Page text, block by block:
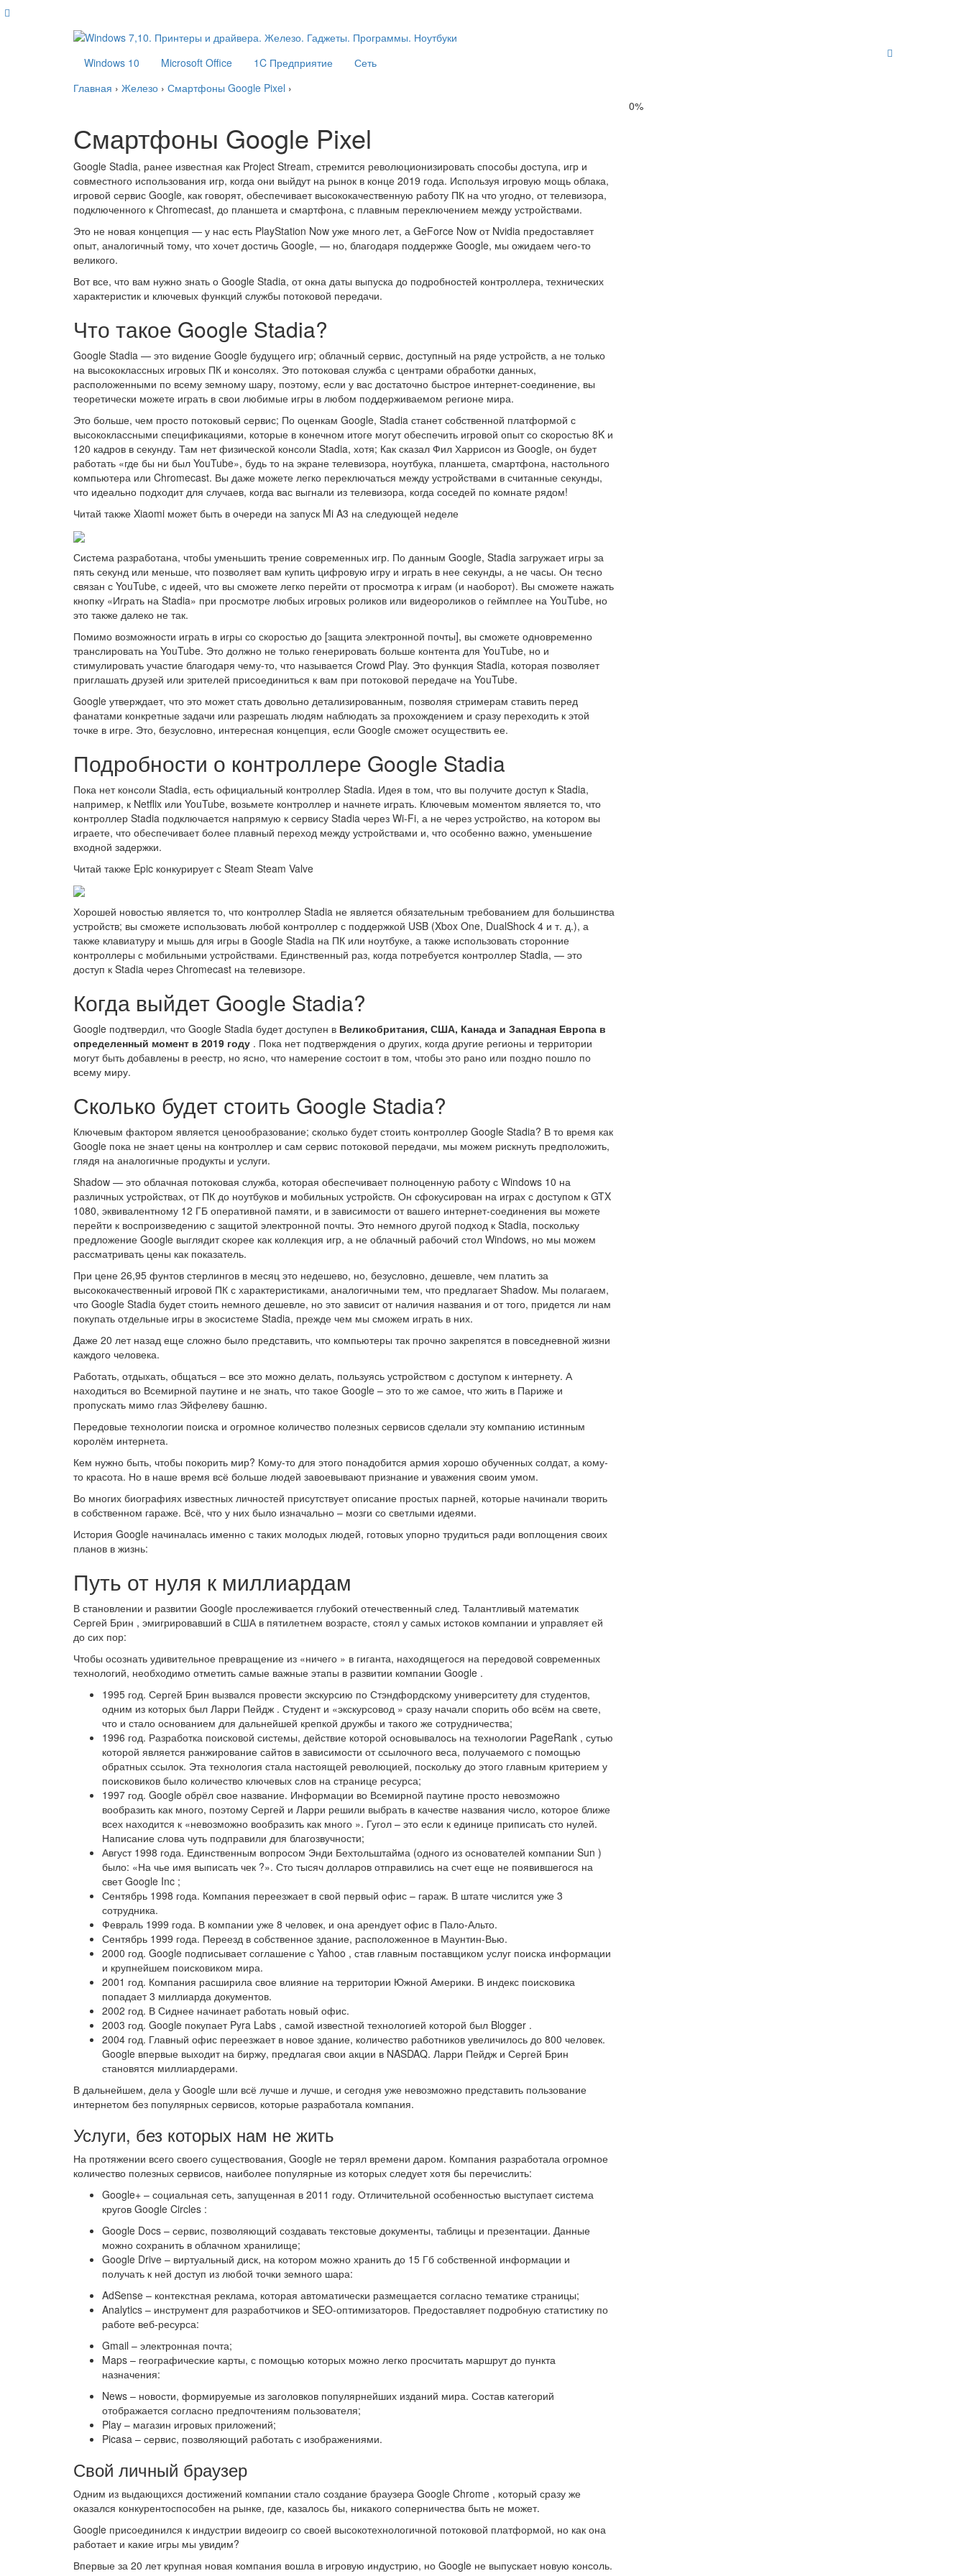
Windows 10 Microsoft Office 1C Предприятие
Сеть
Главная › Железо › Смартфоны Google Pixel ›
Смартфоны Google Pixel
Google Stadia, ранее известная как Project Stream, стремится революционизировать способы доступа, игр и
совместного использования игр, когда они выйдут на рынок в конце 2019 года. Используя игровую мощь облака,
игровой сервис Google, как говорят, обеспечивает высококачественную работу ПК на что угодно, от телевизора,
подключенного к Chromecast, до планшета и смартфона, с плавным переключением между устройствами.
Это не новая концепция — у нас есть PlayStation Now уже много лет, а GeForce Now от Nvidia предоставляет
опыт, аналогичный тому, что хочет достичь Google, — но, благодаря поддержке Google, мы ожидаем чего-то
великого.
Вот все, что вам нужно знать о Google Stadia, от окна даты выпуска до подробностей контроллера, технических
характеристик и ключевых функций службы потоковой передачи.
Что такое Google Stadia?
Google Stadia — это видение Google будущего игр; облачный сервис, доступный на ряде устройств, а не только
на высококлассных игровых ПК и консолях. Это потоковая служба с центрами обработки данных,
расположенными по всему земному шару, поэтому, если у вас достаточно быстрое интернет-соединение, вы
теоретически можете играть в свои любимые игры в любом поддерживаемом регионе мира.
Это больше, чем просто потоковый сервис; По оценкам Google, Stadia станет собственной платформой с
высококлассными спецификациями, которые в конечном итоге могут обеспечить игровой опыт со скоростью 8K и
120 кадров в секунду. Там нет физической консоли Stadia, хотя; Как сказал Фил Харрисон из Google, он будет
работать «где бы ни был YouTube», будь то на экране телевизора, ноутбука, планшета, смартфона, настольного
компьютера или Chromecast. Вы даже можете легко переключаться между устройствами в считанные секунды,
что идеально подходит для случаев, когда вас выгнали из телевизора, когда соседей по комнате рядом!
Читай также Xiaomi может быть в очереди на запуск Mi A3 на следующей неделе
Система разработана, чтобы уменьшить трение современных игр. По данным Google, Stadia загружает игры за
пять секунд или меньше, что позволяет вам купить цифровую игру и играть в нее секунды, а не часы. Он тесно
связан с YouTube, с идеей, что вы сможете легко перейти от просмотра к играм (и наоборот). Вы сможете нажать
кнопку «Играть на Stadia» при просмотре любых игровых роликов или видеороликов о геймплее на YouTube, но
это также далеко не так.
Помимо возможности играть в игры со скоростью до [защита электронной почты], вы сможете одновременно
транслировать на YouTube. Это должно не только генерировать больше контента для YouTube, но и
стимулировать участие благодаря чему-то, что называется Crowd Play. Это функция Stadia, которая позволяет
приглашать друзей или зрителей присоединиться к вам при потоковой передаче на YouTube.
Google утверждает, что это может стать довольно детализированным, позволяя стримерам ставить перед
фанатами конкретные задачи или разрешать людям наблюдать за прохождением и сразу переходить к этой
точке в игре. Это, безусловно, интересная концепция, если Google сможет осуществить ее.
Подробности о контроллере Google Stadia
Пока нет консоли Stadia, есть официальный контроллер Stadia. Идея в том, что вы получите доступ к Stadia,
например, к Netflix или YouTube, возьмете контроллер и начнете играть. Ключевым моментом является то, что
контроллер Stadia подключается напрямую к сервису Stadia через Wi-Fi, а не через устройство, на котором вы
играете, что обеспечивает более плавный переход между устройствами и, что особенно важно, уменьшение
входной задержки.
Читай также Epic конкурирует с Steam Steam Valve
Хорошей новостью является то, что контроллер Stadia не является обязательным требованием для большинства
устройств; вы сможете использовать любой контроллер с поддержкой USB (Xbox One, DualShock 4 и т. д.), а
также клавиатуру и мышь для игры в Google Stadia на ПК или ноутбуке, а также использовать сторонние
контроллеры с мобильными устройствами. Единственный раз, когда потребуется контроллер Stadia, — это
доступ к Stadia через Chromecast на телевизоре.
Когда выйдет Google Stadia?
Google подтвердил, что Google Stadia будет доступен в Великобритания, США, Канада и Западная Европа в
определенный момент в 2019 году . Пока нет подтверждения о других, когда другие регионы и территории
могут быть добавлены в реестр, но ясно, что намерение состоит в том, чтобы это рано или поздно пошло по
всему миру.
Сколько будет стоить Google Stadia?
Ключевым фактором является ценообразование; сколько будет стоить контроллер Google Stadia? В то время как
Google пока не знает цены на контроллер и сам сервис потоковой передачи, мы можем рискнуть предположить,
глядя на аналогичные продукты и услуги.
Shadow — это облачная потоковая служба, которая обеспечивает полноценную работу с Windows 10 на
различных устройствах, от ПК до ноутбуков и мобильных устройств. Он сфокусирован на играх с доступом к GTX
1080, эквивалентному 12 ГБ оперативной памяти, и в зависимости от вашего интернет-соединения вы можете
перейти к воспроизведению с защитой электронной почты. Это немного другой подход к Stadia, поскольку
предложение Google выглядит скорее как коллекция игр, а не облачный рабочий стол Windows, но мы можем
рассматривать цены как показатель.
При цене 26,95 фунтов стерлингов в месяц это недешево, но, безусловно, дешевле, чем платить за
высококачественный игровой ПК с характеристиками, аналогичными тем, что предлагает Shadow. Мы полагаем,
что Google Stadia будет стоить немного дешевле, но это зависит от наличия названия и от того, придется ли нам
покупать отдельные игры в экосистеме Stadia, прежде чем мы сможем играть в них.
Даже 20 лет назад еще сложно было представить, что компьютеры так прочно закрепятся в повседневной жизни
каждого человека.
Работать, отдыхать, общаться – все это можно делать, пользуясь устройством с доступом к интернету. А
находиться во Всемирной паутине и не знать, что такое Google – это то же самое, что жить в Париже и
пропускать мимо глаз Эйфелеву башню.
Передовые технологии поиска и огромное количество полезных сервисов сделали эту компанию истинным
королём интернета.
Кем нужно быть, чтобы покорить мир? Кому-то для этого понадобится армия хорошо обученных солдат, а кому-
то красота. Но в наше время всё больше людей завоевывают признание и уважения своим умом.
Во многих биографиях известных личностей присутствует описание простых парней, которые начинали творить
в собственном гараже. Всё, что у них было изначально – мозги со светлыми идеями.
История Google начиналась именно с таких молодых людей, готовых упорно трудиться ради воплощения своих
планов в жизнь:
Путь от нуля к миллиардам
В становлении и развитии Google прослеживается глубокий отечественный след. Талантливый математик
Сергей Брин , эмигрировавший в США в пятилетнем возрасте, стоял у самых истоков компании и управляет ей
до сих пор:
Чтобы осознать удивительное превращение из «ничего » в гиганта, находящегося на передовой современных
технологий, необходимо отметить самые важные этапы в развитии компании Google .
1995 год. Сергей Брин вызвался провести экскурсию по Стэндфордскому университету для студентов,
одним из которых был Ларри Пейдж . Студент и «экскурсовод » сразу начали спорить обо всём на свете,
что и стало основанием для дальнейшей крепкой дружбы и такого же сотрудничества;
1996 год. Разработка поисковой системы, действие которой основывалось на технологии PageRank , сутью
которой является ранжирование сайтов в зависимости от ссылочного веса, получаемого с помощью
обратных ссылок. Эта технология стала настоящей революцией, поскольку до этого главным критерием у
поисковиков было количество ключевых слов на странице ресурса;
1997 год. Google обрёл свое название. Информации во Всемирной паутине просто невозможно
вообразить как много, поэтому Сергей и Ларри решили выбрать в качестве названия число, которое ближе
всех находится к «невозможно вообразить как много ». Гугол – это если к единице приписать сто нулей.
Написание слова чуть подправили для благозвучности;
Август 1998 года. Единственным вопросом Энди Бехтольштайма (одного из основателей компании Sun )
было: «На чье имя выписать чек ?». Сто тысяч долларов отправились на счет еще не появившегося на
свет Google Inc ;
Сентябрь 1998 года. Компания переезжает в свой первый офис – гараж. В штате числится уже 3
сотрудника.
Февраль 1999 года. В компании уже 8 человек, и она арендует офис в Пало-Альто.
Сентябрь 1999 года. Переезд в собственное здание, расположенное в Маунтин-Вью.
2000 год. Google подписывает соглашение с Yahoo , став главным поставщиком услуг поиска информации
и крупнейшем поисковиком мира.
2001 год. Компания расширила свое влияние на территории Южной Америки. В индекс поисковика
попадает 3 миллиарда документов.
2002 год. В Сиднее начинает работать новый офис.
2003 год. Google покупает Pyra Labs , самой известной технологией которой был Blogger .
2004 год. Главный офис переезжает в новое здание, количество работников увеличилось до 800 человек.
Google впервые выходит на биржу, предлагая свои акции в NASDAQ. Ларри Пейдж и Сергей Брин
становятся миллиардерами.
В дальнейшем, дела у Google шли всё лучше и лучше, и сегодня уже невозможно представить пользование
интернетом без популярных сервисов, которые разработала компания.
Услуги, без которых нам не жить
На протяжении всего своего существования, Google не терял времени даром. Компания разработала огромное
количество полезных сервисов, наиболее популярные из которых следует хотя бы перечислить:
Google+ – социальная сеть, запущенная в 2011 году. Отличительной особенностью выступает система
кругов Google Circles :
Google Docs – сервис, позволяющий создавать текстовые документы, таблицы и презентации. Данные
можно сохранить в облачном хранилище;
Google Drive – виртуальный диск, на котором можно хранить до 15 Гб собственной информации и
получать к ней доступ из любой точки земного шара:
AdSense – контекстная реклама, которая автоматически размещается согласно тематике страницы;
Analytics – инструмент для разработчиков и SEO-оптимизаторов. Предоставляет подробную статистику по
работе веб-ресурса:
Gmail – электронная почта;
Maps – географические карты, с помощью которых можно легко просчитать маршрут до пункта
назначения:
News – новости, формируемые из заголовков популярнейших изданий мира. Состав категорий
отображается согласно предпочтениям пользователя;
Play – магазин игровых приложений;
Picasa – сервис, позволяющий работать с изображениями.
Свой личный браузер
Одним из выдающихся достижений компании стало создание браузера Google Chrome , который сразу же
оказался конкурентоспособен на рынке, где, казалось бы, никакого соперничества быть не может.
Google присоединился к индустрии видеоигр со своей высокотехнологичной потоковой платформой, но как она
работает и какие игры мы увидим?
Впервые за 20 лет крупная новая компания вошла в игровую индустрию, но Google не выпускает новую консоль.
0%